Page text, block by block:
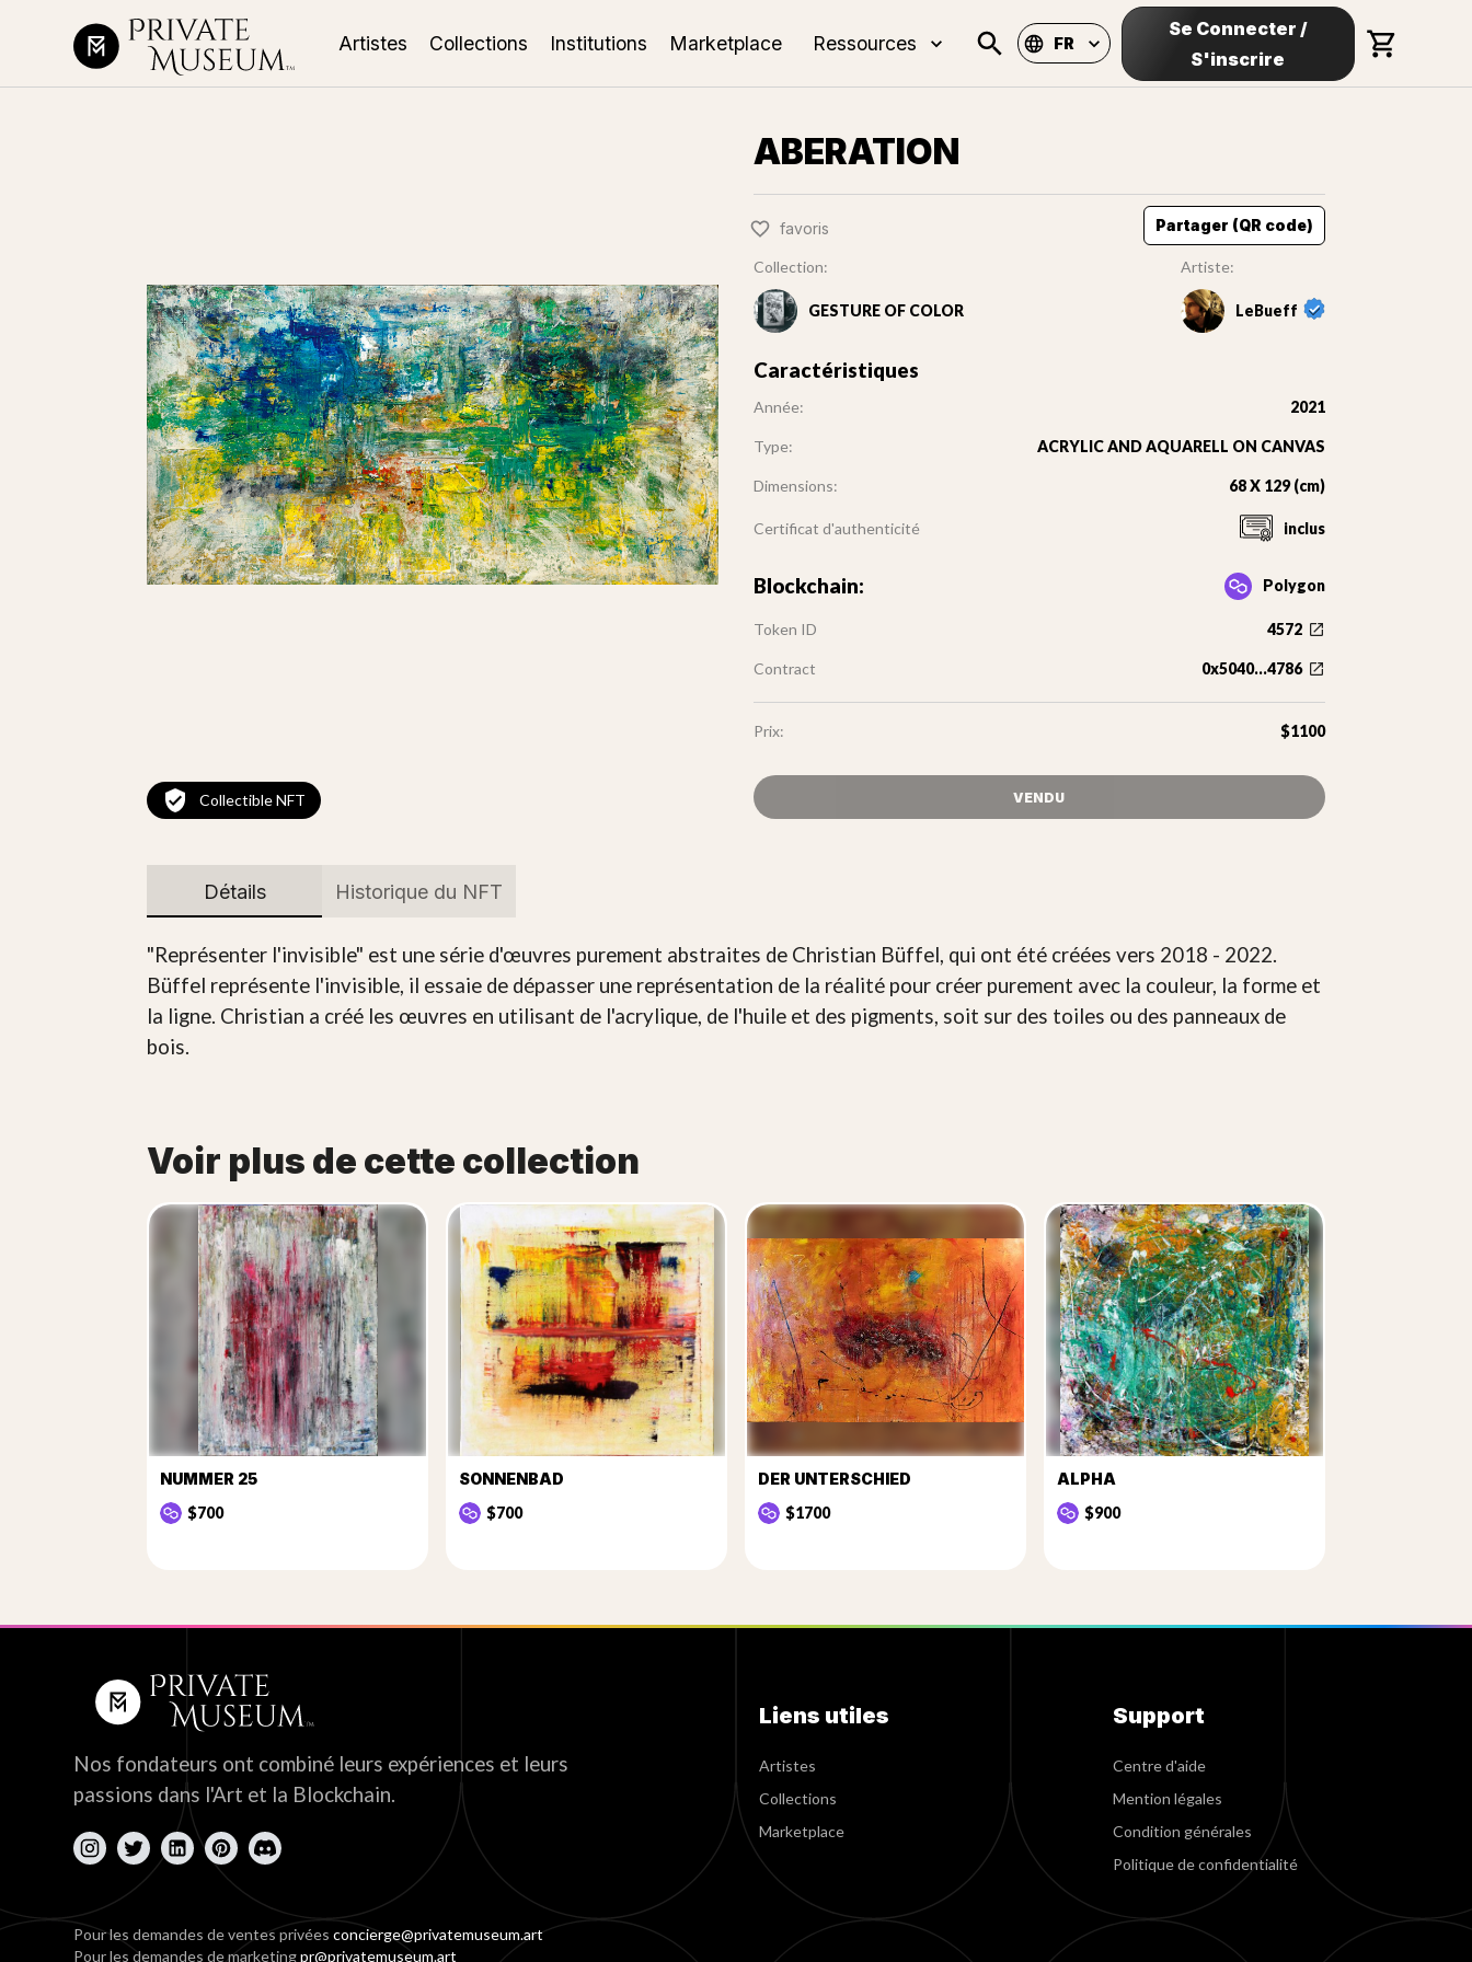
Artistes Collections Institutions Marketplace Ressources FR
Se Connecter /
S'inscrire
Collectible NFT
ABERATION
favoris Partager (QR code)
Collection:
GESTURE OF COLOR
Artiste:
LeBueff
Caractéristiques
Année: 2021
Type: ACRYLIC AND AQUARELL ON CANVAS
Dimensions: 68 X 129 (cm)
Certificat d'authenticité inclus
Blockchain: Polygon
Token ID 4572
Contract 0x5040...4786
Prix: $1100
VENDU
Détails Historique du NFT
"Représenter l'invisible" est une série d'œuvres purement abstraites de Christian Büffel, qui ont été créées vers 2018 - 2022.
Büffel représente l'invisible, il essaie de dépasser une représentation de la réalité pour créer purement avec la couleur, la forme et
la ligne. Christian a créé les œuvres en utilisant de l'acrylique, de l'huile et des pigments, soit sur des toiles ou des panneaux de
bois.
Voir plus de cette collection
NUMMER 25
$700
SONNENBAD
$700
DER UNTERSCHIED
$1700
ALPHA
$900
Nos fondateurs ont combiné leurs expériences et leurs
passions dans l'Art et la Blockchain.
Liens utiles
Artistes
Collections
Marketplace
Support
Centre d'aide
Mention légales
Condition générales
Politique de confidentialité
Pour les demandes de ventes privéesconcierge@privatemuseum.art
Pour les demandes de marketingpr@privatemuseum.art